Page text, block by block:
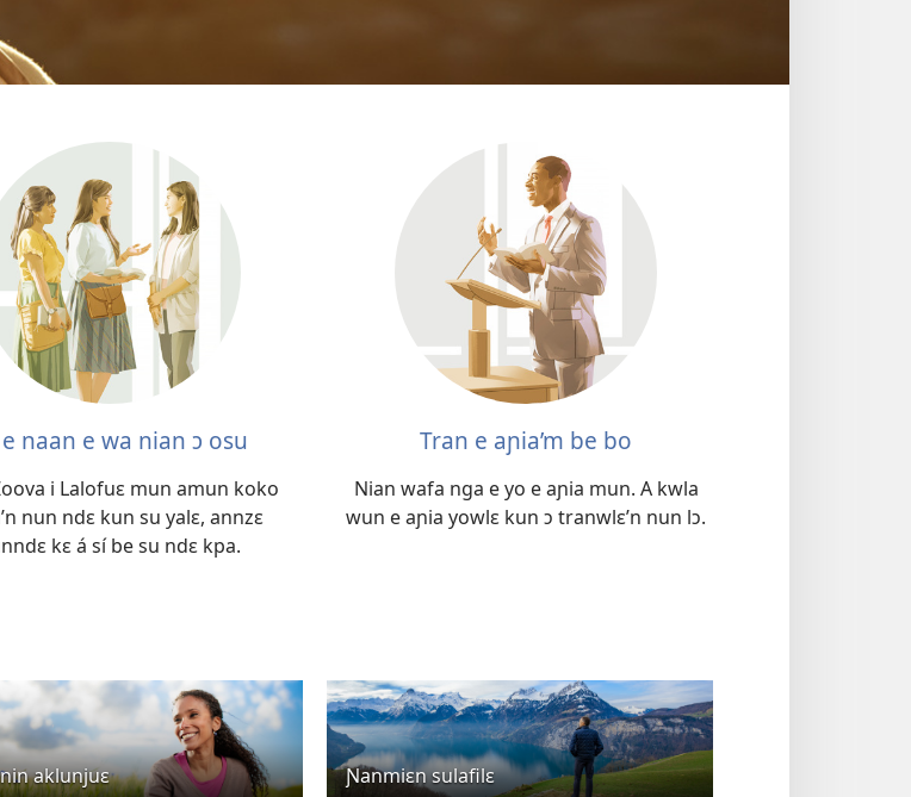
e naan e wa nian ɔ osu
i Lalofuɛ mun amun koko
nun ndɛ kun su yalɛ, annzɛ
kɛ á sí be su ndɛ kpa.
Tran e aɲia’m be bo
Nian wafa nga e yo e aɲia mun. A kwla
wun e aɲia yowlɛ kun ɔ tranwlɛ’n nun lɔ.
aklunjuɛ Ɲanmiɛn sulafilɛ